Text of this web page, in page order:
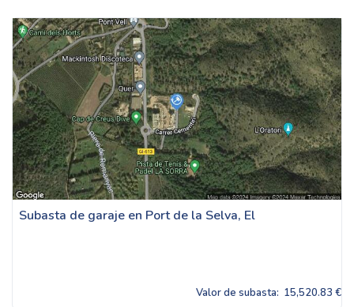
Subasta de garaje en Port de la Selva, El
Valor de subasta: 15,520.83 €